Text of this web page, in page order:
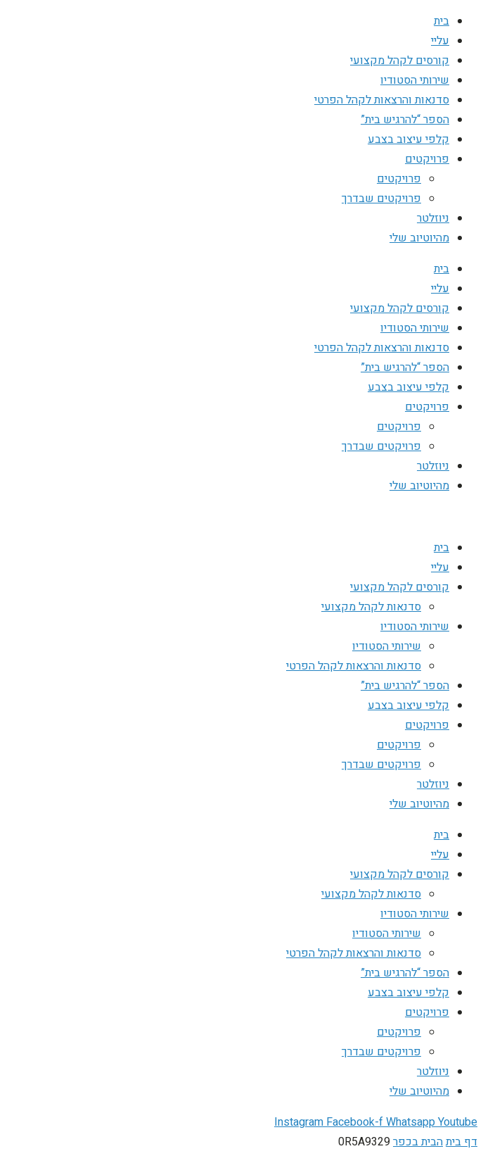
בית
עליי
קורסים לקהל מקצועי
שירותי הסטודיו
סדנאות והרצאות לקהל הפרטי
הספר “להרגיש בית”
קלפי עיצוב בצבע
פרויקטים
פרויקטים
פרויקטים שבדרך
ניוזלטר
מהיוטיוב שלי
בית
עליי
קורסים לקהל מקצועי
שירותי הסטודיו
סדנאות והרצאות לקהל הפרטי
הספר “להרגיש בית”
קלפי עיצוב בצבע
פרויקטים
פרויקטים
פרויקטים שבדרך
ניוזלטר
מהיוטיוב שלי
בית
עליי
קורסים לקהל מקצועי
סדנאות לקהל מקצועי
שירותי הסטודיו
שירותי הסטודיו
סדנאות והרצאות לקהל הפרטי
הספר “להרגיש בית”
קלפי עיצוב בצבע
פרויקטים
פרויקטים
פרויקטים שבדרך
ניוזלטר
מהיוטיוב שלי
בית
עליי
קורסים לקהל מקצועי
סדנאות לקהל מקצועי
שירותי הסטודיו
שירותי הסטודיו
סדנאות והרצאות לקהל הפרטי
הספר “להרגיש בית”
קלפי עיצוב בצבע
פרויקטים
פרויקטים
פרויקטים שבדרך
ניוזלטר
מהיוטיוב שלי
InstagramFacebook-fWhatsappYoutube
דף ביתהבית בכפר0R5A9329